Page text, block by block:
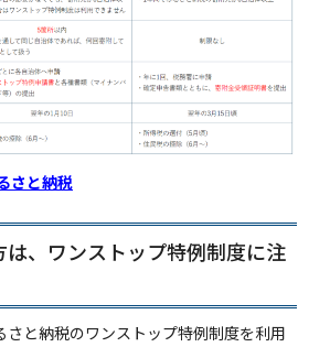
さと納税
、ワンストップ特例制度に注
さと納税のワンストップ特例制度を利用